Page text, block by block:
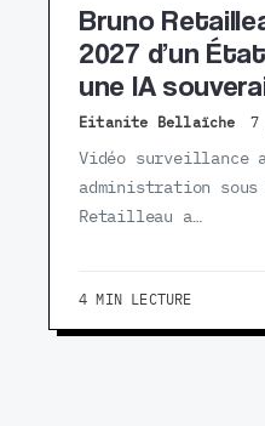
Bruno
2027 d’un
une IA
Eitanite Bellaïche 7
Vidéo surveillance
administration sous
Retailleau a…
4 MIN LECTURE